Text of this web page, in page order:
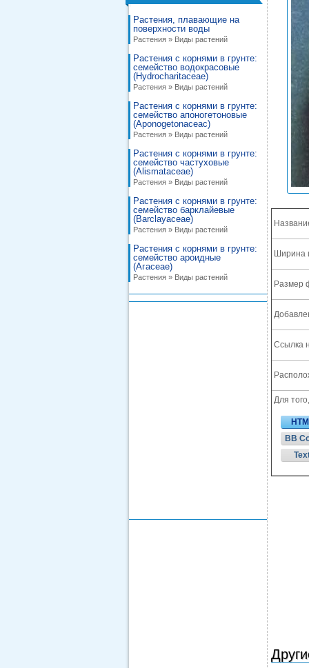
Растения, плавающие на
поверхности воды
Растения » Виды растений
Растения с корнями в грунте:
семейство водокрасовые
(Hydrocharitaceae)
Растения » Виды растений
Растения с корнями в грунте:
семейство апоногетоновые
(Aponogetonaceac)
Растения » Виды растений
Растения с корнями в грунте:
семейство частуховые
(Alismataceae)
Растения » Виды растений
Растения с корнями в грунте:
семейство барклайевые
(Barclayaceae)
Растения » Виды растений
Растения с корнями в грунте:
семейство ароидные
(Агасеае)
Растения » Виды растений
Ширина
Размер
Ссылка
Для
BB